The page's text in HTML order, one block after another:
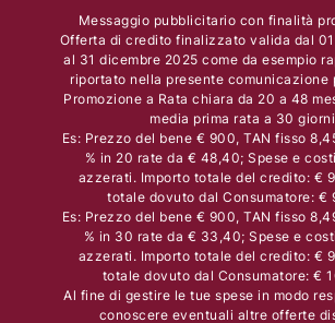
Messaggio pubblicitario con finalità
Offerta di credito finalizzato valida dal
al 31 dicembre 2025 come da esempio
riportato nella presente comunicazione
Promozione a Rata chiara da 20 a 48
media prima rata a 30
Es: Prezzo del bene € 900, TAN fisso
% in 20 rate da € 48,40; Spese e
azzerati. Importo totale del credito: €
totale dovuto dal Consumatore: €
Es: Prezzo del bene € 900, TAN fisso
% in 30 rate da € 33,40; Spese e
azzerati. Importo totale del credito: €
totale dovuto dal Consumatore: €
Al fine di gestire le tue spese in modo
conoscere eventuali altre offerte